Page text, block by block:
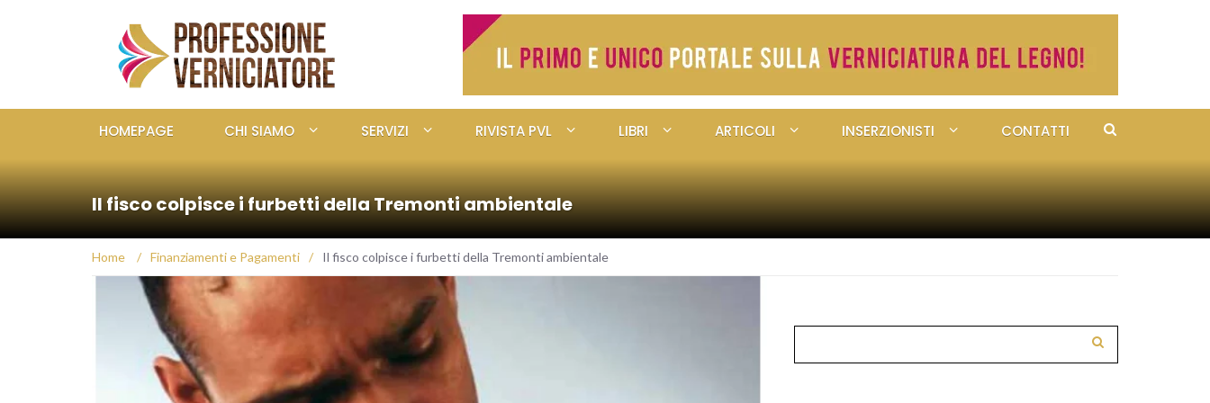
HOMEPAGE CHI SIAMO SERVIZI RIVISTA PVL LIBRI ARTICOLI INSERZIONISTI CONTATTI
Il fisco colpisce i furbetti della Tremonti ambientale
Home / Finanziamenti e Pagamenti / Il fisco colpisce i furbetti della Tremonti ambientale